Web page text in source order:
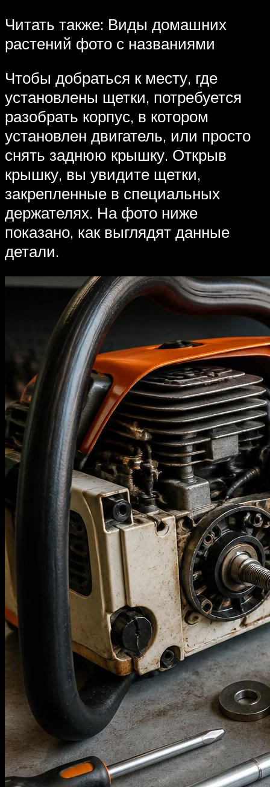
Читать также: Виды домашних
растений фото с названиями
Чтобы добраться к месту, где
установлены щетки, потребуется
разобрать корпус, в котором
установлен двигатель, или просто
снять заднюю крышку. Открыв
крышку, вы увидите щетки,
закрепленные в специальных
держателях. На фото ниже
показано, как выглядят данные
детали.